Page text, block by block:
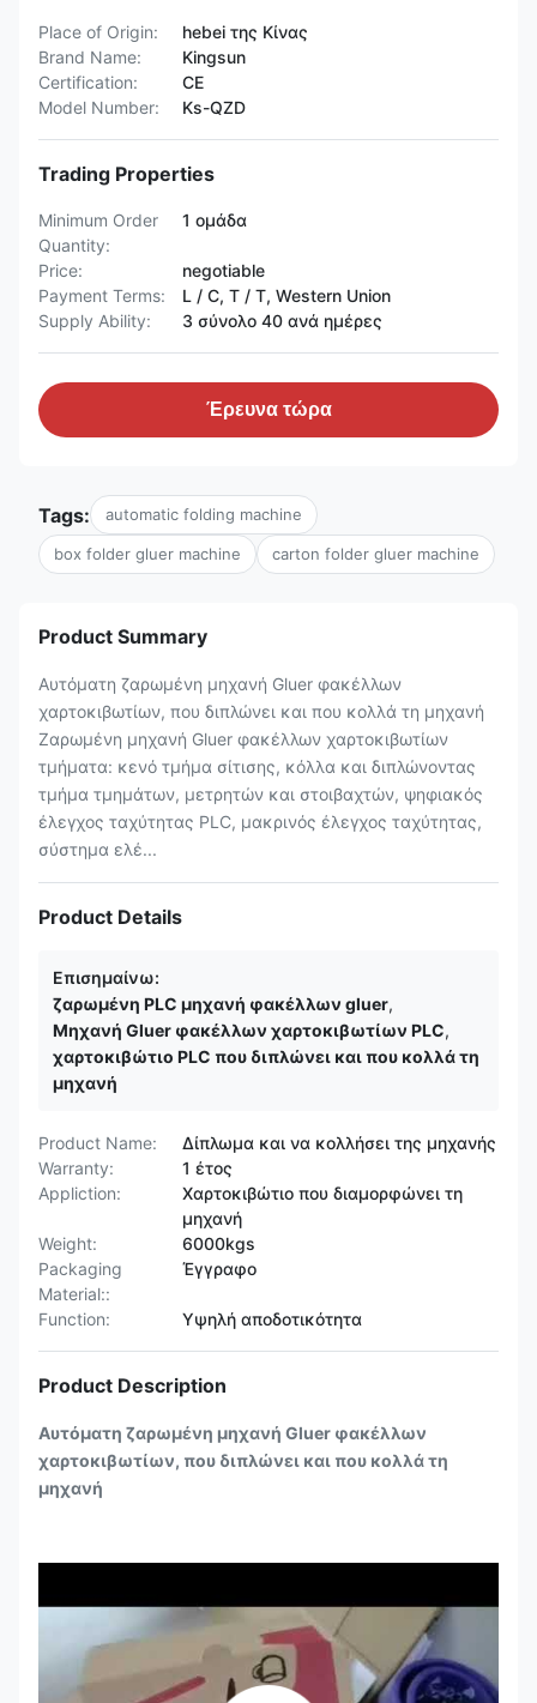
Place of Origin:
hebei της Κίνας
Brand Name:
Kingsun
Certification:
CE
Model Number:
Ks-QZD
Trading Properties
Minimum Order
Quantity:
1 ομάδα
Price:
negotiable
Payment Terms:
L / C, T / T, Western Union
Supply Ability:
3 σύνολο 40 ανά ημέρες
Έρευνα τώρα
Tags: automatic folding machine
box folder gluer machine carton folder gluer machine
Product Summary
Αυτόματη ζαρωμένη μηχανή Gluer φακέλλων
χαρτοκιβωτίων, που διπλώνει και που κολλά τη μηχανή
Ζαρωμένη μηχανή Gluer φακέλλων χαρτοκιβωτίων
τμήματα: κενό τμήμα σίτισης, κόλλα και διπλώνοντας
τμήμα τμημάτων, μετρητών και στοιβαχτών, ψηφιακός
έλεγχος ταχύτητας PLC, μακρινός έλεγχος ταχύτητας,
σύστημα ελέ...
Product Details
Επισημαίνω:
ζαρωμένη PLC μηχανή φακέλλων gluer,
Μηχανή Gluer φακέλλων χαρτοκιβωτίων PLC,
χαρτοκιβώτιο PLC που διπλώνει και που κολλά τη
μηχανή
Product Name:
Δίπλωμα και να κολλήσει της μηχανής
Warranty:
1 έτος
Appliction:
Χαρτοκιβώτιο που διαμορφώνει τη
μηχανή
Weight:
6000kgs
Packaging
Material::
Έγγραφο
Function: Υψηλή αποδοτικότητα
Product Description
Αυτόματη ζαρωμένη μηχανή Gluer φακέλλων
χαρτοκιβωτίων, που διπλώνει και που κολλά τη
μηχανή